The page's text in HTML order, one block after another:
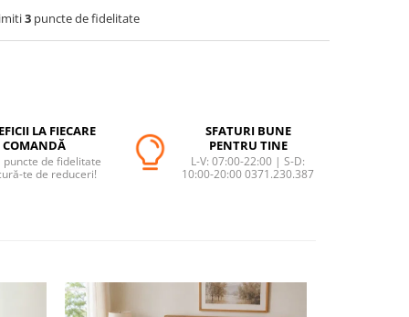
3 puncte de fidelitate
LA FIECARE
COMANDĂ
puncte de fidelitate
te de reduceri!
SFATURI BUNE
PENTRU TINE
L-V: 07:00-22:00 | S-D:
10:00-20:00 0371.230.387